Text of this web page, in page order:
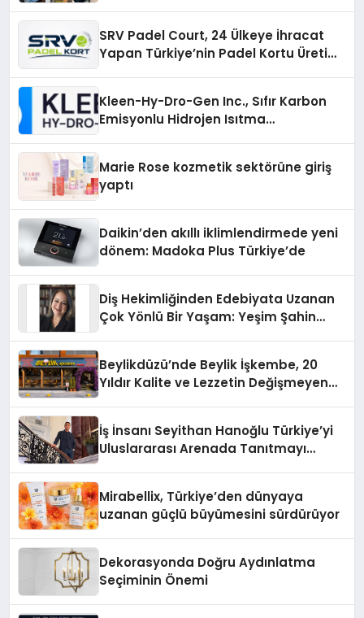
SRV Padel Court, 24 Ülkeye İhracat
Yapan Türkiye’nin Padel Kortu Üretim
Kleen-Hy-Dro-Gen Inc., Sıfır Karbon
Emisyonlu Hidrojen Isıtma
Marie Rose kozmetik sektörüne giriş
yaptı
Daikin’den akıllı iklimlendirmede yeni
dönem: Madoka Plus Türkiye’de
Diş Hekimliğinden Edebiyata Uzanan
Çok Yönlü Bir Yaşam: Yeşim Şahin
Beylikdüzü’nde Beylik İşkembe, 20
Yıldır Kalite ve Lezzetin Değişmeyen
İş İnsanı Seyithan Hanoğlu Türkiye’yi
Uluslararası Arenada Tanıtmayı
Mirabellix, Türkiye’den dünyaya
uzanan güçlü büyümesini sürdürüyor
Dekorasyonda Doğru Aydınlatma
Seçiminin Önemi